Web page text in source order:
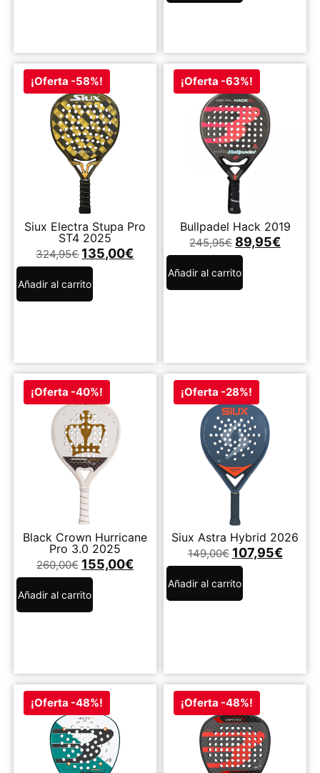
¡Oferta -58%!
Siux Electra Stupa Pro
ST4 2025
324,95€ 135,00€
Añadir al carrito
¡Oferta -63%!
Bullpadel Hack 2019
245,95€ 89,95€
Añadir al carrito
¡Oferta -40%!
Black Crown Hurricane
Pro 3.0 2025
260,00€ 155,00€
Añadir al carrito
¡Oferta -28%!
Siux Astra Hybrid 2026
149,00€ 107,95€
Añadir al carrito
¡Oferta -48%! ¡Oferta -48%!